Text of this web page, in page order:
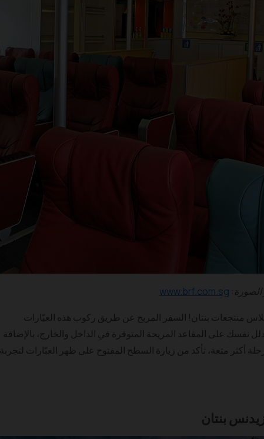
www.brf.com.sg
كلاس منتجعات بنتان! السفر المريح عن طريق ركوب هذه العبّارات
نفسك على المقاعد المريحة المتوفرة في الداخل والخارج، بالإضافة
أكثر متعة، تأكد من زيارة السطح المفتوح على ظهر العبّارات لتجربة